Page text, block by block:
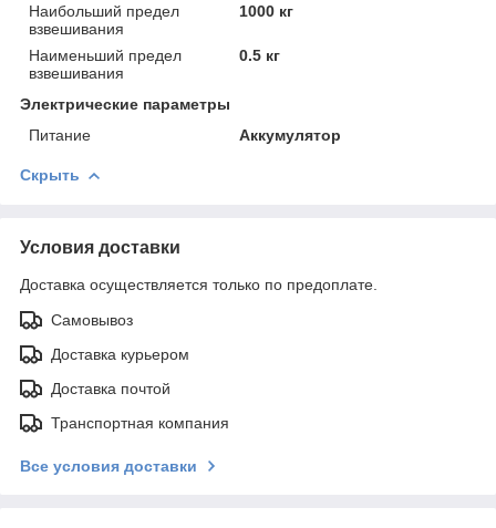
Наибольший предел
взвешивания
1000 кг
Наименьший предел
взвешивания
0.5 кг
Электрические параметры
Питание
Аккумулятор
Скрыть
Условия доставки
Доставка осуществляется только по предоплате.
Самовывоз
Доставка курьером
Доставка почтой
Транспортная компания
Все условия доставки